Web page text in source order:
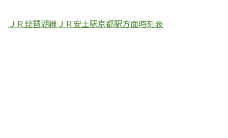
ＪＲ琵琶湖線ＪＲ安土駅京都駅方面時刻表